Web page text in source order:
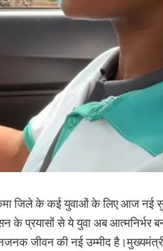
जिले के कई युवाओं के लिए आज नई
के प्रयासों से ये युवा अब आत्मनिर्भर
जीवन की नई उम्मीद